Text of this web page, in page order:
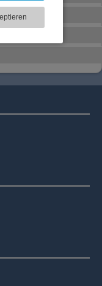
unserer
diese